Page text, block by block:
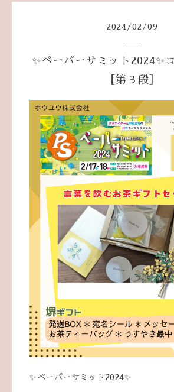
2024 /02 /09
✨ペーパーサミット2024✨
［第３段］
✨ペーパーサミット2024✨